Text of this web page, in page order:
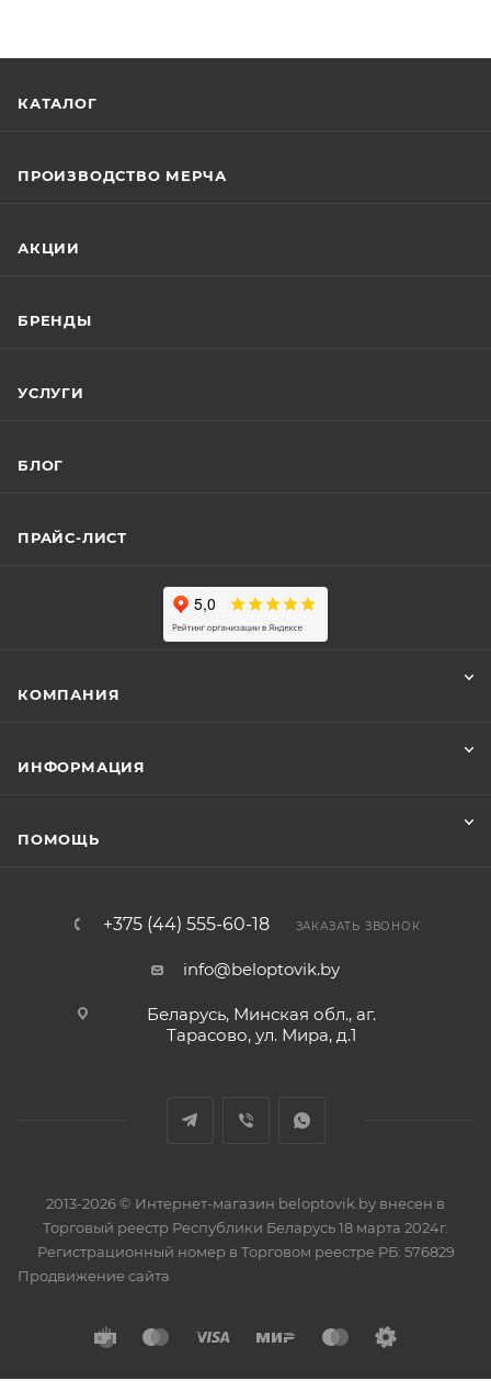
КАТАЛОГ
ПРОИЗВОДСТВО МЕРЧА
АКЦИИ
БРЕНДЫ
УСЛУГИ
БЛОГ
ПРАЙС-ЛИСТ
КОМПАНИЯ
ИНФОРМАЦИЯ
ПОМОЩЬ
+375 (44) 555-60-18 ЗАКАЗАТЬ ЗВОНОК
info@beloptovik.by
Беларусь, Минская обл., аг.
Тарасово, ул. Мира, д.1
2013-2026 © Интернет-магазин beloptovik.by внесен в
Торговый реестр Республики Беларусь 18 марта 2024г.
Регистрационный номер в Торговом реестре РБ: 576829
Продвижение сайта